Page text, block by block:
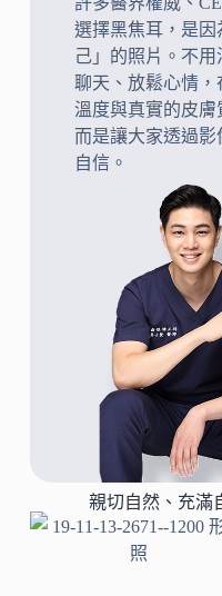
選擇黑焦耳，是因
己」的照片。不
聊天、放鬆心情
溫度與真實的皮膚
而是讓大家透過
自信。
親切自然、充滿